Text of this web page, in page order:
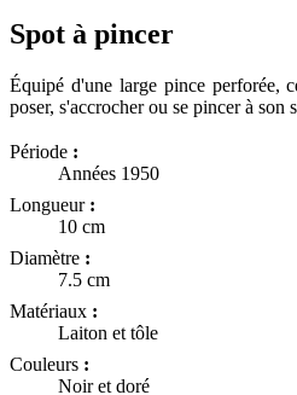
Spot à pincer
Équipé d'une large pince perforée,
poser, s'accrocher ou se pincer à son
Période :
Années 1950
Longueur :
10 cm
Diamètre :
7.5 cm
Matériaux :
Laiton et tôle
Couleurs :
Noir et doré